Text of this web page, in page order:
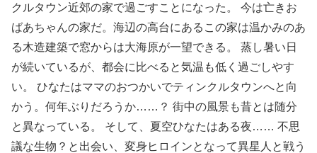
クルタウン近郊の家で過ごすことになった。 今は亡きお
ばあちゃんの家だ。海辺の高台にあるこの家は温かみのあ
る木造建築で窓からは大海原が一望できる。 蒸し暑い日
が続いているが、都会に比べると気温も低く過ごしやす
い。 ひなたはママのおつかいでティンクルタウンへと向
かう。何年ぶりだろうか……？ 街中の風景も昔とは随分
と異なっている。 そして、夏空ひなたはある夜…… 不思
議な生物？と出会い、変身ヒロインとなって異星人と戦う